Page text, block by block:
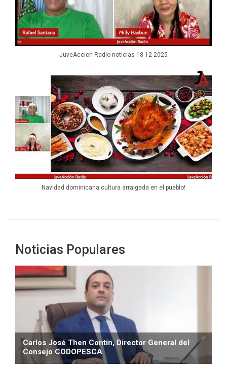
JuveAccion Radio noticias 18 12 2025
Navidad dominicana cultura arraigada en el pueblo!
Noticias Populares